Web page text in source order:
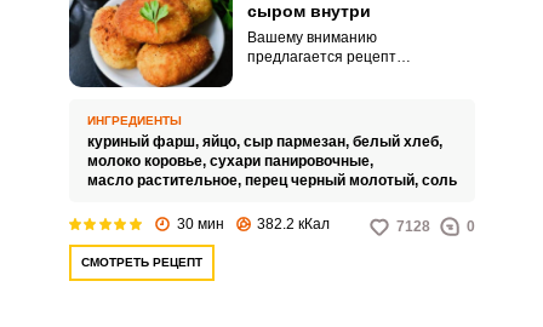
сыром внутри
Вашему вниманию
предлагается рецепт
Сливочный вкус сыра и нежный
куриный фарш – очень удачное
сочетание.
ИНГРЕДИЕНТЫ
куриный фарш, яйцо, сыр пармезан, белый хлеб,
молоко коровье, сухари панировочные,
масло растительное, перец черный молотый, соль
30 мин 382.2 кКал 7128 0
СМОТРЕТЬ РЕЦЕПТ